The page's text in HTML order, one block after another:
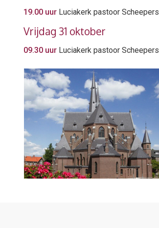
19.00 uur Luciakerk pastoor Scheepers
Vrijdag 31 oktober
09.30 uur Luciakerk pastoor Scheepers